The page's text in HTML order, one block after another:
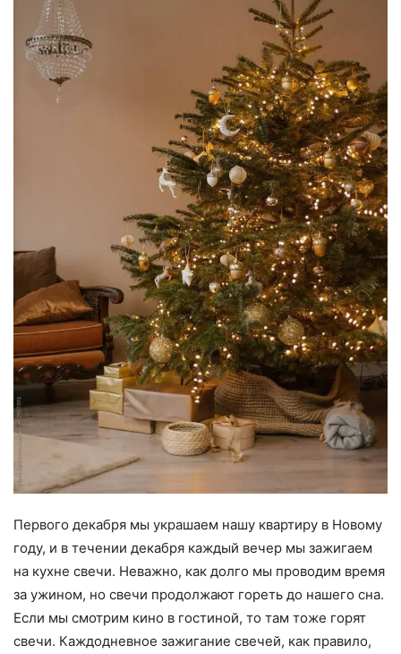
Первого декабря мы украшаем нашу квартиру в Новому
году, и в течении декабря каждый вечер мы зажигаем
на кухне свечи. Неважно, как долго мы проводим время
за ужином, но свечи продолжают гореть до нашего сна.
Если мы смотрим кино в гостиной, то там тоже горят
свечи. Каждодневное зажигание свечей, как правило,